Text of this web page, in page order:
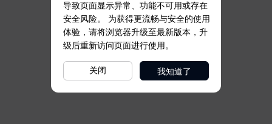
导致页面显示异常、功能不可用或存在
安全风险。 为获得更流畅与安全的使用
体验，请将浏览器升级至最新版本，升
级后重新访问页面进行使用。
关闭 我知道了